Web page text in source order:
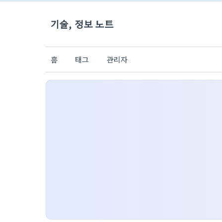
기술, 정보 노트
홈 태그 관리자